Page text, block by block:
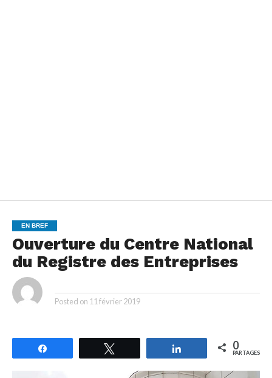
EN BREF
Ouverture du Centre National
du Registre des Entreprises
Posted on 11 février 2019
Partagez 0
PARTAGES